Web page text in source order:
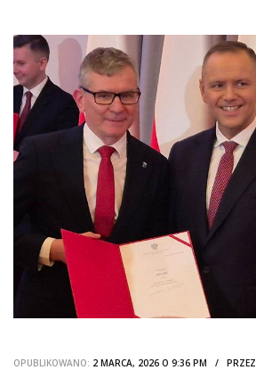
OPUBLIKOWANO: 2 MARCA, 2026 O 9:36 PM / PRZEZ